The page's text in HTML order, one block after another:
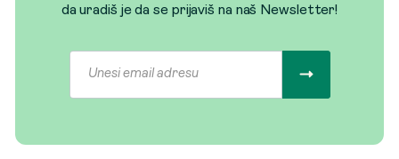
da uradiš je da se prijaviš na naš Newsletter!